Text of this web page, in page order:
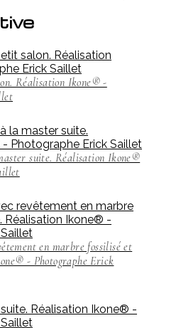
Réalisation Ikone® -
suite. Réalisation Ikone®
en marbre fossilisé et
- Photographe Erick